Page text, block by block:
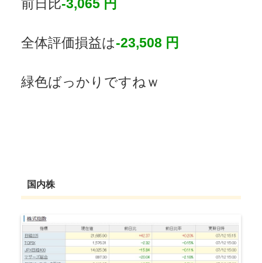
前日比-3,065 円
全体評価損益は-23,508 円
緑色ばっかりですねｗ
国内株